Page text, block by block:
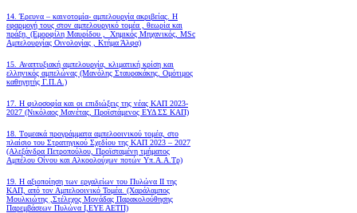
14. Έρευνα – καινοτομία- αμπελουργία ακριβείας. Η
εφαρμογή τους στον αμπελουργικό τομέα , θεωρία και
πράξη. (Εμορφίλη Μαυρίδου , Χημικός Μηχανικός, MSc
Αμπελουργίας Οινολογίας , Κτήμα Άλφα)
15. Αναπτυξιακή αμπελουργία, κλιματική κρίση και
ελληνικός αμπελώνας (Μανόλης Σταυρακάκης, Ομότιμος
καθηγητής Γ.Π.Α.)
17. Η φιλοσοφία και οι επιδιώξεις της νέας ΚΑΠ 2023-
2027 (Νικόλαος Μανέτας, Προϊστάμενος ΕΥΔ ΣΣ ΚΑΠ)
18. Tομεακά προγράμματα αμπελοοινικού τομέα, στο
πλαίσιο του Στρατηγικού Σχεδίου της ΚΑΠ 2023 – 2027
(Αλεξάνδρα Πετροπούλου, Προϊσταμένη τμήματος
Αμπέλου Οίνου και Αλκοολούχων ποτών Υπ.Α.Α.Τρ)
19. Η αξιοποίηση των εργαλείων του Πυλώνα ΙΙ της
ΚΑΠ, από τον Αμπελοοινικό Τομέα. (Χαράλαμπος
Μουλκιώτης ,Στέλεχος Μονάδας Παρακολούθησης
Παρεμβάσεων Πυλώνα Ι,ΕΥΕ ΑΕΤΠ)